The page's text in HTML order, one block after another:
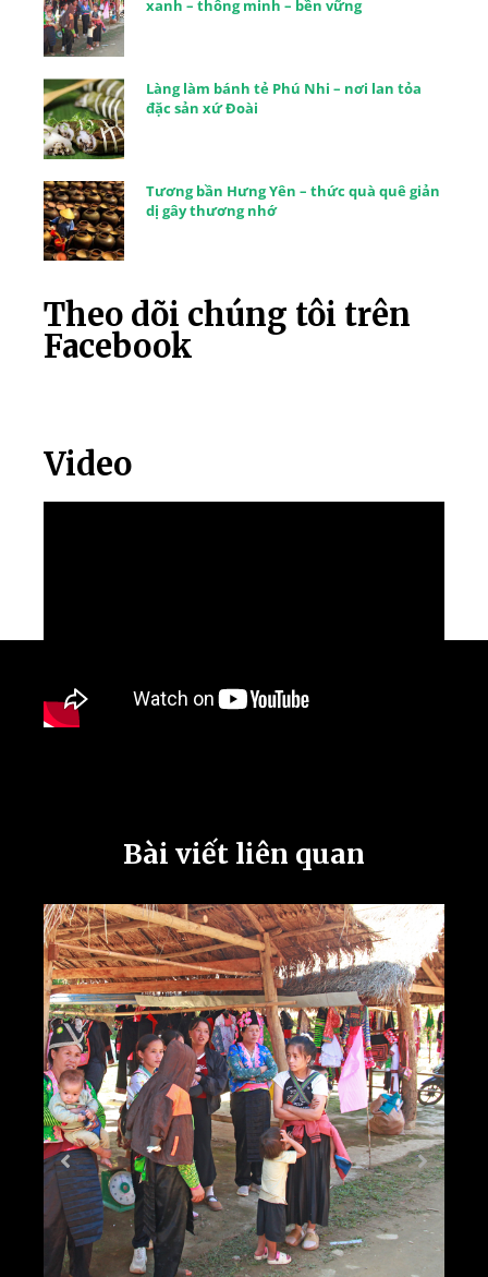
xanh – thông minh – bền vững
Làng làm bánh tẻ Phú Nhi – nơi lan tỏa
đặc sản xứ Đoài
Tương bần Hưng Yên – thức quà quê giản
dị gây thương nhớ
Theo dõi chúng tôi trên
Facebook
Video
Bài viết liên quan